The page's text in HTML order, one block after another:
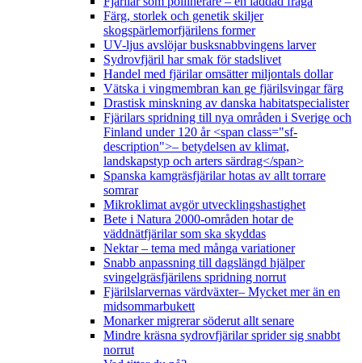
Färg, storlek och genetik skiljer
skogspärlemorfjärilens former
UV-ljus avslöjar busksnabbvingens larver
Sydrovfjäril har smak för stadslivet
Handel med fjärilar omsätter miljontals dollar
Vätska i vingmembran kan ge fjärilsvingar färg
Drastisk minskning av danska habitatspecialister
Fjärilars spridning till nya områden i Sverige och
Finland under 120 år <span class="sf-
description">– betydelsen av klimat,
landskapstyp och arters särdrag</span>
Spanska kamgräsfjärilar hotas av allt torrare
somrar
Mikroklimat avgör utvecklingshastighet
Bete i Natura 2000-områden hotar de
väddnätfjärilar som ska skyddas
Nektar – tema med många variationer
Snabb anpassning till dagslängd hjälper
svingelgräsfjärilens spridning norrut
Fjärilslarvernas värdväxter– Mycket mer än en
midsommarbukett
Monarker migrerar söderut allt senare
Mindre kräsna sydrovfjärilar sprider sig snabbt
norrut